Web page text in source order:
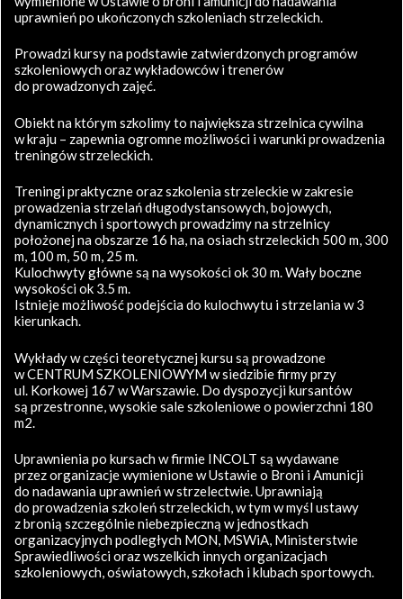
uprawnień po ukończonych szkoleniach strzeleckich.
Prowadzi kursy na podstawie zatwierdzonych programów
szkoleniowych oraz wykładowców i trenerów
do prowadzonych zajęć.
Obiekt na którym szkolimy to największa strzelnica cywilna
w kraju – zapewnia ogromne możliwości i warunki prowadzenia
treningów strzeleckich.
Treningi praktyczne oraz szkolenia strzeleckie w zakresie
prowadzenia strzelań długodystansowych, bojowych,
dynamicznych i sportowych prowadzimy na strzelnicy
położonej na obszarze 16 ha, na osiach strzeleckich 500 m, 300
m, 100 m, 50 m, 25 m.
Kulochwyty główne są na wysokości ok 30 m. Wały boczne
wysokości ok 3.5 m.
Istnieje możliwość podejścia do kulochwytu i strzelania w 3
kierunkach.
Wykłady w części teoretycznej kursu są prowadzone
w CENTRUM SZKOLENIOWYM w siedzibie firmy przy
ul. Korkowej 167 w Warszawie. Do dyspozycji kursantów
są przestronne, wysokie sale szkoleniowe o powierzchni 180
m2.
Uprawnienia po kursach w firmie INCOLT są wydawane
przez organizacje wymienione w Ustawie o Broni i Amunicji
do nadawania uprawnień w strzelectwie. Uprawniają
do prowadzenia szkoleń strzeleckich, w tym w myśl ustawy
z bronią szczególnie niebezpieczną w jednostkach
organizacyjnych podległych MON, MSWiA, Ministerstwie
Sprawiedliwości oraz wszelkich innych organizacjach
szkoleniowych, oświatowych, szkołach i klubach sportowych.